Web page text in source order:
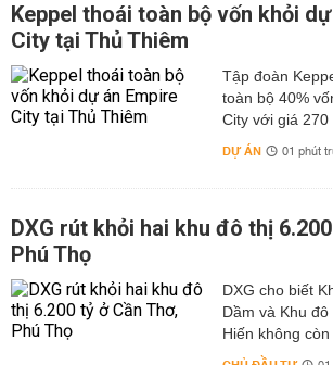
Keppel thoái toàn bộ vốn khỏi
City tại Thủ Thiêm
Tập đoàn
toàn bộ 40%
City với giá 270
DỰ ÁN 01 phút
DXG rút khỏi hai khu đô thị
Phú Thọ
DXG cho biết
Dầm và Khu
Hiến không còn